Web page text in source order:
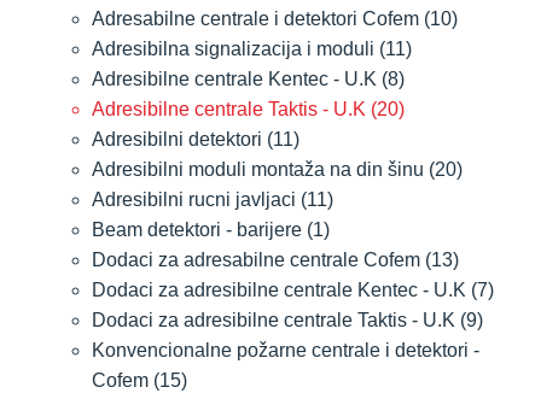
Adresabilne centrale i detektori Cofem (10)
Adresibilna signalizacija i moduli (11)
Adresibilne centrale Kentec - U.K (8)
Adresibilne centrale Taktis - U.K (20)
Adresibilni detektori (11)
Adresibilni moduli montaža na din šinu (20)
Adresibilni rucni javljaci (11)
Beam detektori - barijere (1)
Dodaci za adresabilne centrale Cofem (13)
Dodaci za adresibilne centrale Kentec - U.K (7)
Dodaci za adresibilne centrale Taktis - U.K (9)
Konvencionalne požarne centrale i detektori -
Cofem (15)